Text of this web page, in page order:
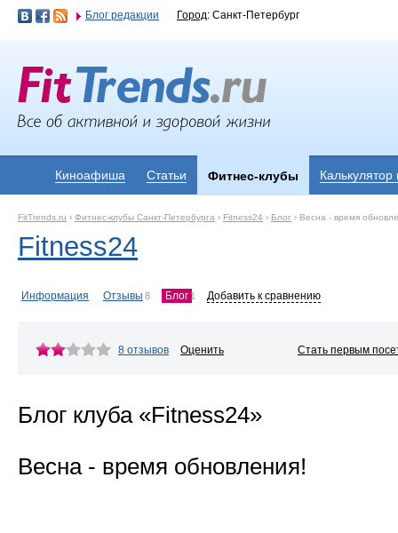
Блог редакции Город: Санкт-Петербург
Киноафиша Статьи Фитнес-клубы Калькулятор
FitTrends.ru › Фитнес-клубы Санкт-Петербурга › Fitness24 › Блог › Весна - время
Fitness24
Информация Отзывы 8 Блог 1 Добавить к сравнению
8 отзывов Оценить Стать первым
Блог клуба «Fitness24»
Весна - время обновления!